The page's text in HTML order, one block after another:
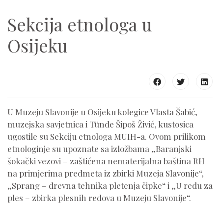
Sekcija etnologa u
Osijeku
U Muzeju Slavonije u Osijeku kolegice Vlasta Šabić,
muzejska savjetnica i Tünde Šipoš Živić, kustosica
ugostile su Sekciju etnologa MUIH-a. Ovom prilikom
etnologinje su upoznate sa izložbama „Baranjski
šokački vezovi – zaštićena nematerijalna baština RH
na primjerima predmeta iz zbirki Muzeja Slavonije“,
„Sprang – drevna tehnika pletenja čipke“ i „U redu za
ples – zbirka plesnih redova u Muzeju Slavonije“.